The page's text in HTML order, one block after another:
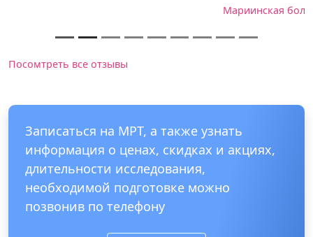
Посомтреть все отзывы
Записаться на МРТ, а также узнать
информация о ценах, скидках и акциях,
длительности исследования,
необходимой подготовке можно
позвонив по телефону